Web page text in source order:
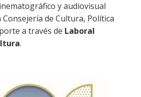
y audiovisual
de Cultura, Política
a través de Laboral
.